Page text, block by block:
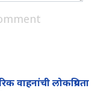
वाहनांची लोकप्रियता